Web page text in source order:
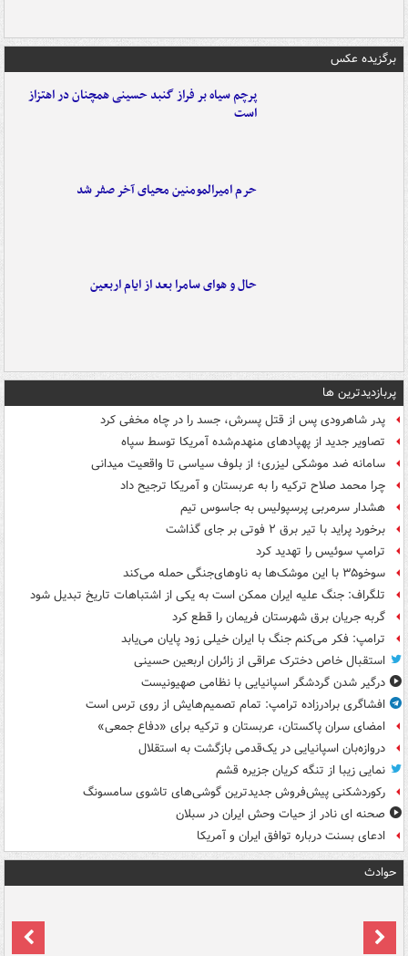
برگزیده عکس
پرچم سیاه بر فراز گنبد حسینی همچنان در اهتزاز
است
حرم امیرالمومنین محیای آخر صفر شد
حال و هوای سامرا بعد از ایام اربعین
پربازدیدترین ها
پدر شاهرودی پس از قتل پسرش، جسد را در چاه مخفی کرد
تصاویر جدید از پهپادهای منهدم‌شده آمریکا توسط سپاه
سامانه ضد موشکی لیزری؛ از بلوف سیاسی تا واقعیت میدانی
چرا محمد صلاح ترکیه را به عربستان و آمریکا ترجیح داد
هشدار سرمربی پرسپولیس به جاسوس تیم
برخورد پراید با تیر برق ۲ فوتی بر جای گذاشت
ترامپ سوئیس را تهدید کرد
سوخو۳۵ با این موشک‌ها به ناوهای‌جنگی حمله می‌کند
تلگراف: جنگ علیه ایران ممکن است به یکی از اشتباهات تاریخ تبدیل شود
گربه جریان برق شهرستان فریمان را قطع کرد
ترامپ: فکر می‌کنم جنگ با ایران خیلی زود پایان می‌یابد
استقبال خاص دخترک عراقی از زائران اربعین حسینی
درگیر شدن گردشگر اسپانیایی با نظامی صهیونیست
افشاگری برادرزاده ترامپ: تمام تصمیم‌هایش از روی ترس است
امضای سران پاکستان، عربستان و ترکیه برای «دفاع جمعی»
دروازه‌بان اسپانیایی در یک‌قدمی بازگشت به استقلال
نمایی زیبا از تنگه کریان جزیره قشم
رکوردشکنی پیش‌فروش جدیدترین گوشی‌های تاشوی سامسونگ
صحنه ای نادر از حیات وحش ایران در سبلان
ادعای بسنت درباره توافق ایران و آمریکا
حوادث